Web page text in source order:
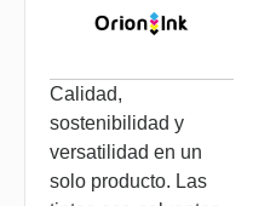
Calidad,
sostenibilidad y
versatilidad en un
solo producto. Las